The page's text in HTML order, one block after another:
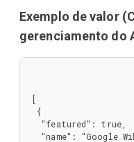
  "url": "https://drive.google.com/?q=%s",
}
Exemplo de valor
gerenciamento do
[